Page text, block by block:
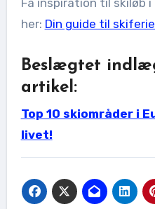
Få inspiration til skiløb
her: Din guide til
Beslægtet
artikel:
Top 10 skiområder i
livet!